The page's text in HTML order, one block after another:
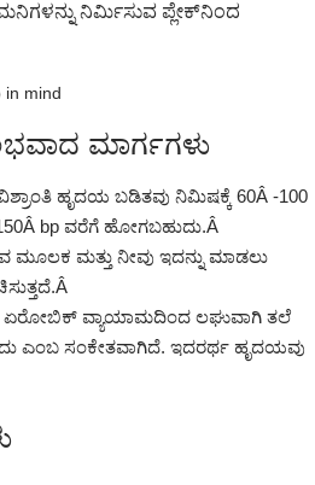
ನಿರ್ಮಿಸುವ ಪ್ಲೇಕ್‌ನಿಂದ
ಮಾರ್ಗಗಳು
ಹೃದಯ ಬಡಿತವು ನಿಮಿಷಕ್ಕೆ 60Â -100
bp ವರೆಗೆ ಹೋಗಬಹುದು.Â
ಮೂಲಕ ಮತ್ತು ನೀವು ಇದನ್ನು ಮಾಡಲು
Â
ಏರೋಬಿಕ್ ವ್ಯಾಯಾಮದಿಂದ ಲಘುವಾಗಿ ತಲೆ
ಎಂಬ ಸಂಕೇತವಾಗಿದೆ. ಇದರರ್ಥ ಹೃದಯವು